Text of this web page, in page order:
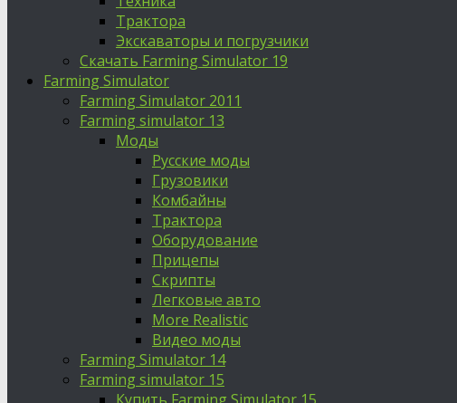
Трактора
Экскаваторы и погрузчики
Скачать Farming Simulator 19
Farming Simulator
Farming Simulator 2011
Farming simulator 13
Моды
Русские моды
Грузовики
Комбайны
Трактора
Оборудование
Прицепы
Скрипты
Легковые авто
More Realistic
Видео моды
Farming Simulator 14
Farming simulator 15